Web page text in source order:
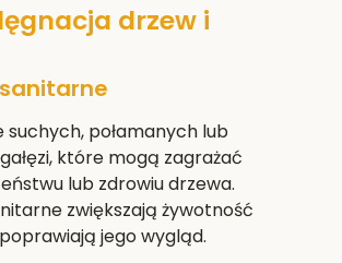
drzew i
suchych, połamanych lub
które mogą zagrażać
lub zdrowiu drzewa.
zwiększają żywotność
jego wygląd.